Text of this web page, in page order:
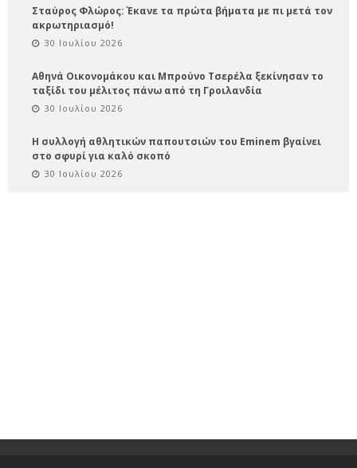
Σταύρος Φλώρος: Έκανε τα πρώτα βήματα με πι μετά τον
ακρωτηριασμό!
30 Ιουλίου 2026
Αθηνά Οικονομάκου και Μπρούνο Τσερέλα ξεκίνησαν το
ταξίδι του μέλιτος πάνω από τη Γροιλανδία
30 Ιουλίου 2026
Η συλλογή αθλητικών παπουτσιών του Eminem βγαίνει
στο σφυρί για καλό σκοπό
30 Ιουλίου 2026